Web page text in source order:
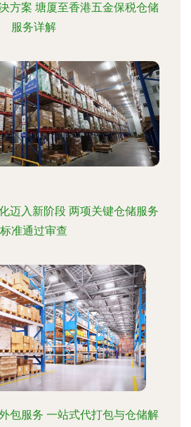
方案 塘厦至香港五金保税仓储
服务详解
迈入新阶段 两项关键仓储服务
标准通过审查
包服务 一站式代打包与仓储解